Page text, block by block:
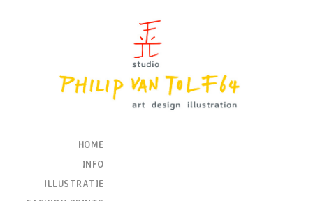
HOME
INFO
ILLUSTRATIE